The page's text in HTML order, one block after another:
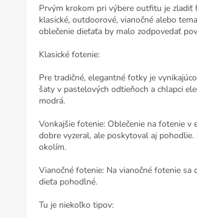
Prvým krokom pri výbere outfitu je
klasické, outdoorové, vianočné alebo
oblečenie dieťaťa by malo zodpovedať
Klasické fotenie:
Pre tradičné, elegantné fotky je
šaty v pastelových odtieňoch a chlapci
modrá.
Vonkajšie fotenie: Oblečenie na fotenie
dobre vyzeral, ale poskytoval aj
okolím.
Vianočné fotenie: Na vianočné fotenie
dieťa pohodlné.
Tu je niekoľko tipov: